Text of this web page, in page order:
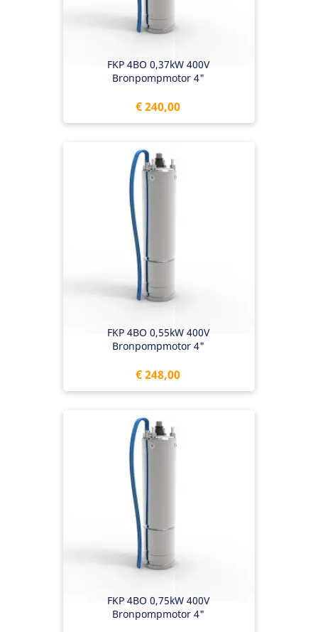
FKP 4BO 0,37kW 400V
Bronpompmotor 4"
Prijs
€ 240,00
FKP 4BO 0,55kW 400V
Bronpompmotor 4"
Prijs
€ 248,00
FKP 4BO 0,75kW 400V
Bronpompmotor 4"